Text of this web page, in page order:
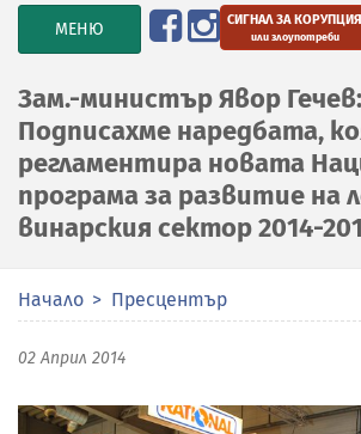
TOGGLE
NAVIGATION
МЕНЮ СИГНАЛ ЗА КОРУПЦИЯ
или злоупотреби
Зам.-министър Явор Гечев:
Подписахме наредбата,
регламентира новата
програма за развитие на
винарския сектор 2014-
Начало Пресцентър
02 Април 2014